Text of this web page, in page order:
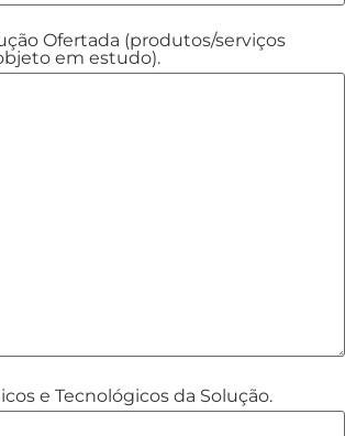
Ofertada (produtos/serviços
em estudo).
e Tecnológicos da Solução.